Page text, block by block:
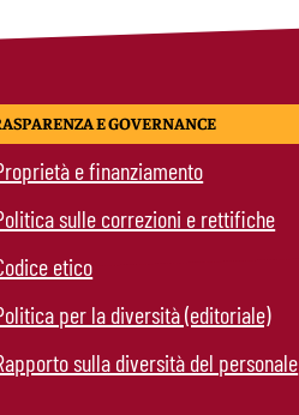
E GOVERNANCE
e finanziamento
sulle correzioni e rettifiche
etico
per la diversità (editoriale)
sulla diversità del personale